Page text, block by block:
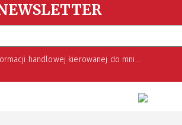
z dnia 18 lipca 2002 roku o świadczeniu usług drogą elektroniczną (Dz. U. 144 z 2002 r. poz. 1204). Zgoda jest dobrowolna, jednak jej wyrażenie jest konieczne, aby otrzymywać newsletter.